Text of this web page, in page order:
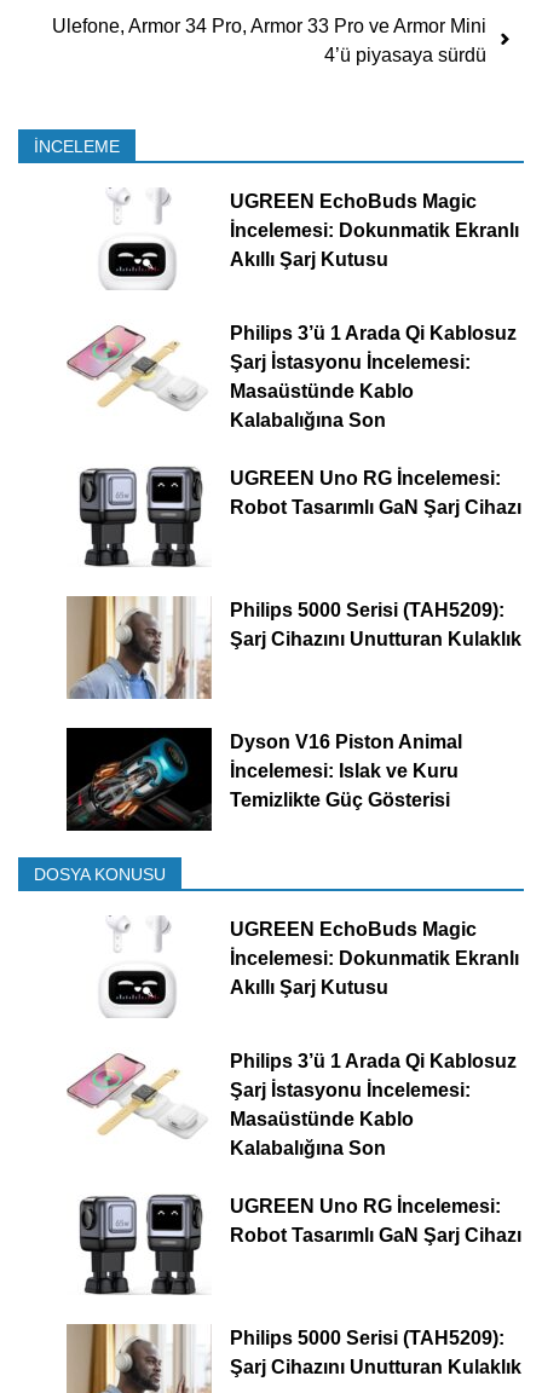
Ulefone, Armor 34 Pro, Armor 33 Pro ve Armor Mini
4’ü piyasaya sürdü
İNCELEME
UGREEN EchoBuds Magic
İncelemesi: Dokunmatik Ekranlı
Akıllı Şarj Kutusu
Philips 3’ü 1 Arada Qi Kablosuz
Şarj İstasyonu İncelemesi:
Masaüstünde Kablo
Kalabalığına Son
UGREEN Uno RG İncelemesi:
Robot Tasarımlı GaN Şarj Cihazı
Philips 5000 Serisi (TAH5209):
Şarj Cihazını Unutturan Kulaklık
Dyson V16 Piston Animal
İncelemesi: Islak ve Kuru
Temizlikte Güç Gösterisi
DOSYA KONUSU
UGREEN EchoBuds Magic
İncelemesi: Dokunmatik Ekranlı
Akıllı Şarj Kutusu
Philips 3’ü 1 Arada Qi Kablosuz
Şarj İstasyonu İncelemesi:
Masaüstünde Kablo
Kalabalığına Son
UGREEN Uno RG İncelemesi:
Robot Tasarımlı GaN Şarj Cihazı
Philips 5000 Serisi (TAH5209):
Şarj Cihazını Unutturan Kulaklık